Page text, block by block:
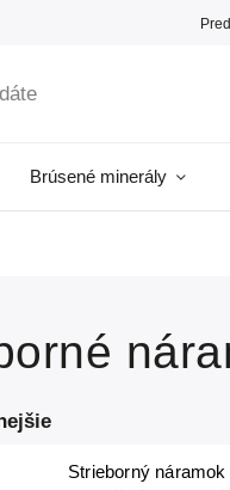
Brúsené minerály
Strieborný náramok